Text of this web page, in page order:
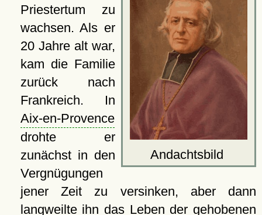
Andachtsbild
Priestertum zu
wachsen. Als er
20 Jahre alt war,
kam die Familie
zurück nach
Frankreich. In
Aix-en-Provence
drohte er
zunächst in den
Vergnügungen
jener Zeit zu versinken, aber dann
langweilte ihn das Leben der gehobenen